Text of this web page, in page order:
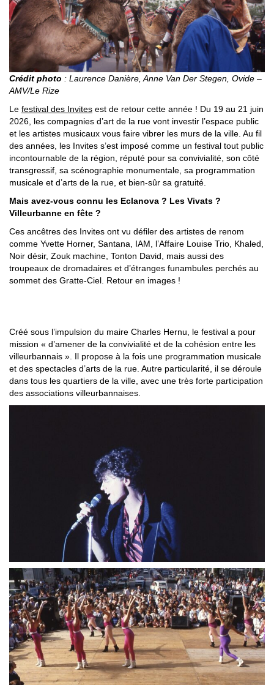
Crédit photo : Laurence Danière, Anne Van Der Stegen, Ovide –
AMV/Le Rize
Le festival des Invites est de retour cette année ! Du 19 au 21 juin
2026, les compagnies d’art de la rue vont investir l’espace public
et les artistes musicaux vous faire vibrer les murs de la ville. Au fil
des années, les Invites s’est imposé comme un festival tout public
incontournable de la région, réputé pour sa convivialité, son côté
transgressif, sa scénographie monumentale, sa programmation
musicale et d’arts de la rue, et bien-sûr sa gratuité.
Mais avez-vous connu les Eclanova ? Les Vivats ?
Villeurbanne en fête ?
Ces ancêtres des Invites ont vu défiler des artistes de renom
comme Yvette Horner, Santana, IAM, l’Affaire Louise Trio, Khaled,
Noir désir, Zouk machine, Tonton David, mais aussi des
troupeaux de dromadaires et d’étranges funambules perchés au
sommet des Gratte-Ciel. Retour en images !
Créé sous l’impulsion du maire Charles Hernu, le festival a pour
mission « d’amener de la convivialité et de la cohésion entre les
villeurbannais ». Il propose à la fois une programmation musicale
et des spectacles d’arts de la rue. Autre particularité, il se déroule
dans tous les quartiers de la ville, avec une très forte participation
des associations villeurbannaises.